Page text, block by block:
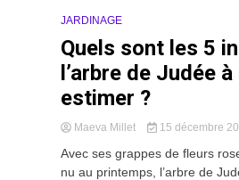
11 Minutes
JARDINAGE
Quels sont les 5
l’arbre de Judée
estimer ?
Maeva Millet 15 décembre
Avec ses grappes de fleurs
nu au printemps, l’arbre de